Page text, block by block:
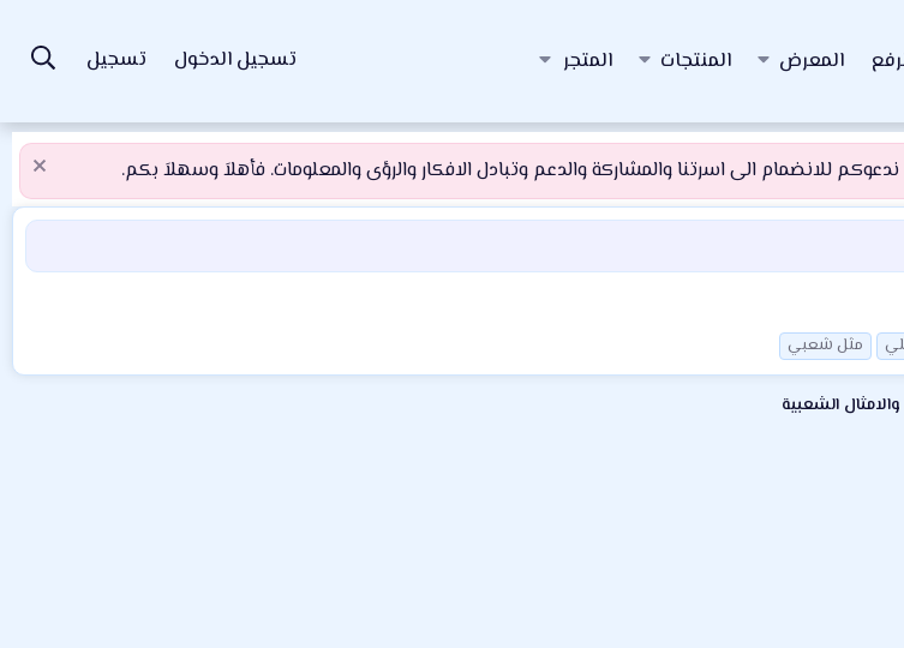
المعرض المنتجات المتجر تسجيل الدخول تسجيل
للانضمام الى اسرتنا والمشاركة والدعم وتبادل الافكار والرؤى والمعلومات. فأهلاَ وسهلاَ بكم.
مثل شعبي
والامثال الشعبية